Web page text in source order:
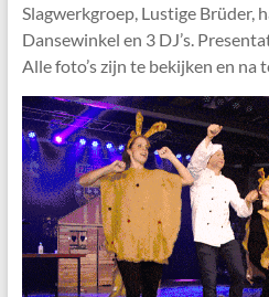
Slagwerkgroep, Lustige Brüder,
Dansewinkel en 3 DJ’s.
Alle foto’s zijn te bekijken en na